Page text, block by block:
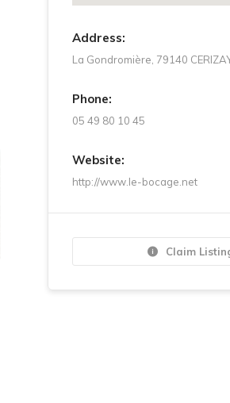
Address:
La Gondromière, 79140
Phone:
05 49 80 10 45
Website:
http://www.le-bocage.net
Claim